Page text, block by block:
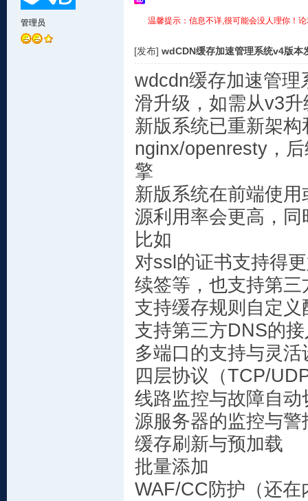
管理员 温馨提示：信息不详,很可能会没人理你！
[发布] wdCDN缓存加速管理系统v4版本
wdcdn缓存加速管理
滑升级，如需从v3
新版系统已重新架
nginx/openresty，
擎
新版系统在前端使
源利用率会更高，
比如
对ssl的证书支持得
续签等，也支持第三
支持缓存规则自定义
支持第三方DNS的
多端口的支持与灵活
四层协议（TCP/
线路监控与故障自动
源服务器的监控与警
缓存刷新与预加载
批量添加
WAF/CC防护（还在